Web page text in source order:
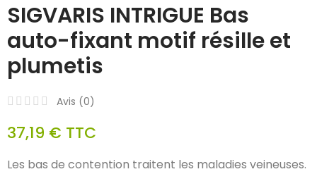
SIGVARIS INTRIGUE Bas
auto-fixant motif résille et
plumetis
Avis (0)
37,19 € TTC
Les bas de contention traitent les maladies veineuses.